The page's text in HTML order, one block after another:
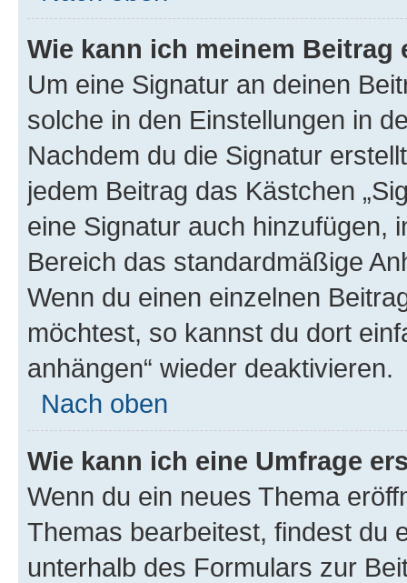
Wie kann ich meinem
Um eine Signatur an deinen
solche in den Einstellungen in
Nachdem du die Signatur
jedem Beitrag das Kästchen
eine Signatur auch hinzufügen,
Bereich das standardmäßige
Wenn du einen einzelnen
möchtest, so kannst du dort
anhängen“ wieder deaktivieren.
Nach oben
Wie kann ich eine Umfrage
Wenn du ein neues Thema
Themas bearbeitest, findest du
unterhalb des Formulars zur